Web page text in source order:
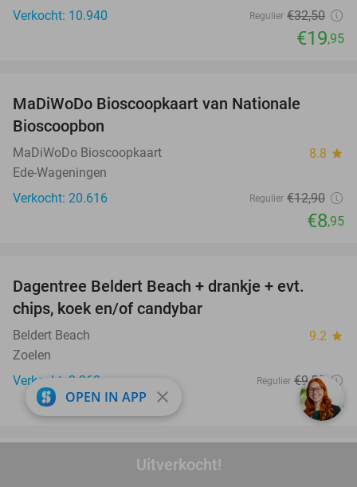
Uitverkocht!
Verkocht: 10.940
Regulier €32,50
€19,95
MaDiWoDo Bioscoopkaart van Nationale
Bioscoopbon
MaDiWoDo Bioscoopkaart 8.8 star
Ede-Wageningen
Verkocht: 20.616
Regulier €12,90
€8,95
Dagentree Beldert Beach + drankje + evt.
chips, koek en/of candybar
Beldert Beach 9.2 star
Zoelen
Verkocht: 2.362
Regulier €9,50
€4,50
All-inclusive overnachting + entree
OPEN IN APP close